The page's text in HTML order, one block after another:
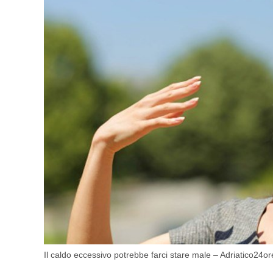
Il caldo eccessivo potrebbe farci stare male –